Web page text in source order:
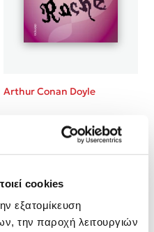
cookies
εξατομίκευση
την παροχή λειτουργιών
στο σχολείο
πίσω
Arthur Conan Doyle
Σπουδή στο κόκκινο
Τιμή εκδότη
Τιμή dioptra.gr